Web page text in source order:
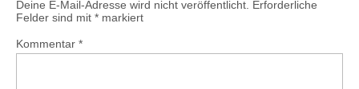
Deine E-Mail-Adresse wird nicht veröffentlicht. Erforderliche
Felder sind mit * markiert
Kommentar *